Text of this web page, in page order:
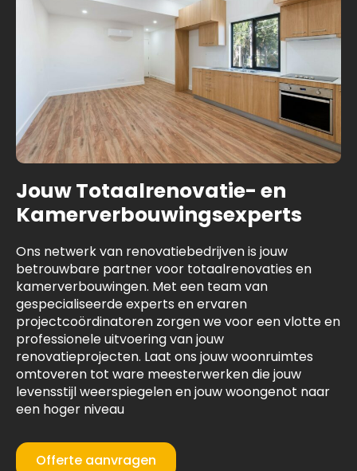
Jouw Totaalrenovatie- en
Kamerverbouwingsexperts
Ons netwerk van renovatiebedrijven is jouw
betrouwbare partner voor totaalrenovaties en
kamerverbouwingen. Met een team van
gespecialiseerde experts en ervaren
projectcoördinatoren zorgen we voor een vlotte en
professionele uitvoering van jouw
renovatieprojecten. Laat ons jouw woonruimtes
omtoveren tot ware meesterwerken die jouw
levensstijl weerspiegelen en jouw woongenot naar
een hoger niveau
Offerte aanvragen